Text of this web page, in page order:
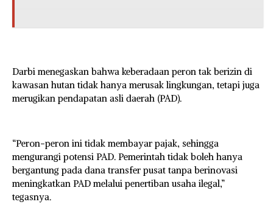
Darbi menegaskan bahwa keberadaan peron tak berizin di
kawasan hutan tidak hanya merusak lingkungan, tetapi juga
merugikan pendapatan asli daerah (PAD).
“Peron-peron ini tidak membayar pajak, sehingga
mengurangi potensi PAD. Pemerintah tidak boleh hanya
bergantung pada dana transfer pusat tanpa berinovasi
meningkatkan PAD melalui penertiban usaha ilegal,”
tegasnya.